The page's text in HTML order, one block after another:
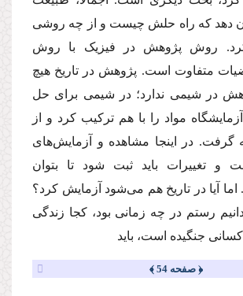
دهد که راه حلش چیست و از چه روشی
کرد. روش پژوهش در فیزیک با روش
متفاوت است. پژوهش در تاریخ هیچ
در شیمی ندارد؛ در شیمی برای حل
مواد را با هم ترکیب کرد و از
گرفت. در اینجا مشاهده و آزمایش‌های
و تغییرات باید ثبت شود تا بتوان
اما آیا در تاریخ هم می‌شود آزمایش کرد؟
بدانیم رستم در چه زمانی بود، کجا زندگی
جنگیده است، باید
﴿ صفحه 54 ﴾